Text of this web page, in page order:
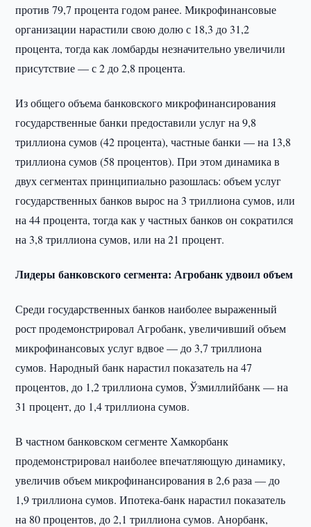
против 79,7 процента годом ранее. Микрофинансовые
организации нарастили свою долю с 18,3 до 31,2
процента, тогда как ломбарды незначительно увеличили
присутствие — с 2 до 2,8 процента.
Из общего объема банковского микрофинансирования
государственные банки предоставили услуг на 9,8
триллиона сумов (42 процента), частные банки — на 13,8
триллиона сумов (58 процентов). При этом динамика в
двух сегментах принципиально разошлась: объем услуг
государственных банков вырос на 3 триллиона сумов, или
на 44 процента, тогда как у частных банков он сократился
на 3,8 триллиона сумов, или на 21 процент.
Лидеры банковского сегмента: Агробанк удвоил объем
Среди государственных банков наиболее выраженный
рост продемонстрировал Агробанк, увеличивший объем
микрофинансовых услуг вдвое — до 3,7 триллиона
сумов. Народный банк нарастил показатель на 47
процентов, до 1,2 триллиона сумов, Ўзмиллийбанк — на
31 процент, до 1,4 триллиона сумов.
В частном банковском сегменте Хамкорбанк
продемонстрировал наиболее впечатляющую динамику,
увеличив объем микрофинансирования в 2,6 раза — до
1,9 триллиона сумов. Ипотека-банк нарастил показатель
на 80 процентов, до 2,1 триллиона сумов. Анорбанк,